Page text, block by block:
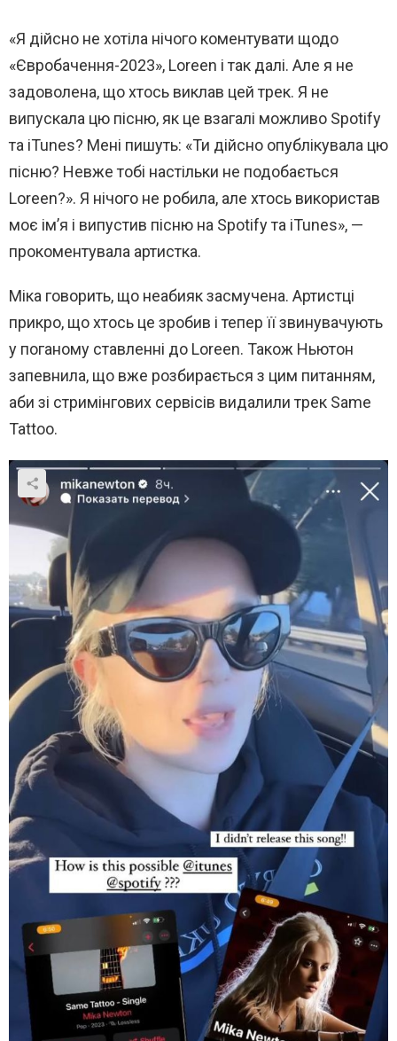
«Я дійсно не хотіла нічого коментувати щодо
«Євробачення-2023», Loreen і так далі. Але я не
задоволена, що хтось виклав цей трек. Я не
випускала цю пісню, як це взагалі можливо Spotify
та iTunes? Мені пишуть: «Ти дійсно опублікувала цю
пісню? Невже тобі настільки не подобається
Loreen?». Я нічого не робила, але хтось використав
моє ім’я і випустив пісню на Spotify та iTunes», —
прокоментувала артистка.
Міка говорить, що неабияк засмучена. Артистці
прикро, що хтось це зробив і тепер її звинувачують
у поганому ставленні до Loreen. Також Ньютон
запевнила, що вже розбирається з цим питанням,
аби зі стримінгових сервісів видалили трек Same
Tattoo.